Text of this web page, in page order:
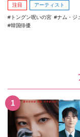
注目 アーティスト
トングン呪いの宮
ナム・ジ
韓国俳優